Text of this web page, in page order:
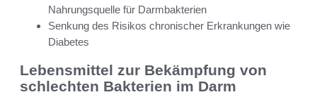
Nahrungsquelle für Darmbakterien
Senkung des Risikos chronischer Erkrankungen wie
Diabetes
Lebensmittel zur Bekämpfung von
schlechten Bakterien im Darm